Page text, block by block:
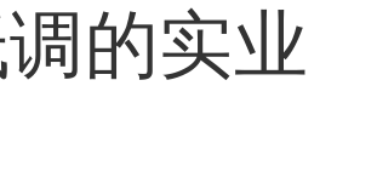
的实业